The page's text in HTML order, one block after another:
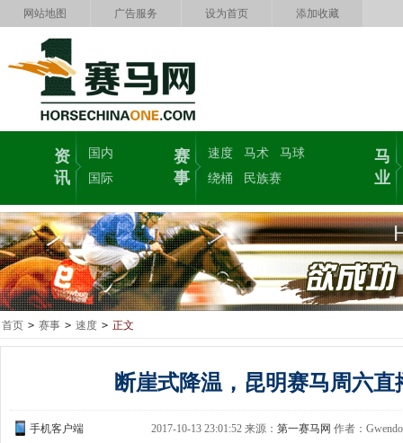
网站地图 广告服务 设为首页 添加收藏
资
讯
国内
国际
赛
事
速度 马术
马球
绕桶
民族赛
马
业
首页 > 赛事 > 速度 > 正文
断崖式降温，昆明赛马周六直
手机客户端 2017-10-13 23:01:52 来源：第一赛马网 作者：